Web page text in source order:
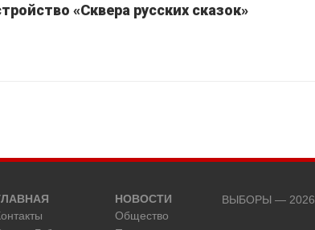
«Сквера русских сказок»
НОВОСТИ
Общество
ВЫБОРЫ — 2026